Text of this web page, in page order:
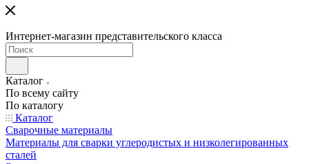
Интернет-магазин представительского класса
Каталог
По всему сайту
По каталогу
Каталог
Сварочные материалы
Материалы для сварки углеродистых и низколегированных
сталей